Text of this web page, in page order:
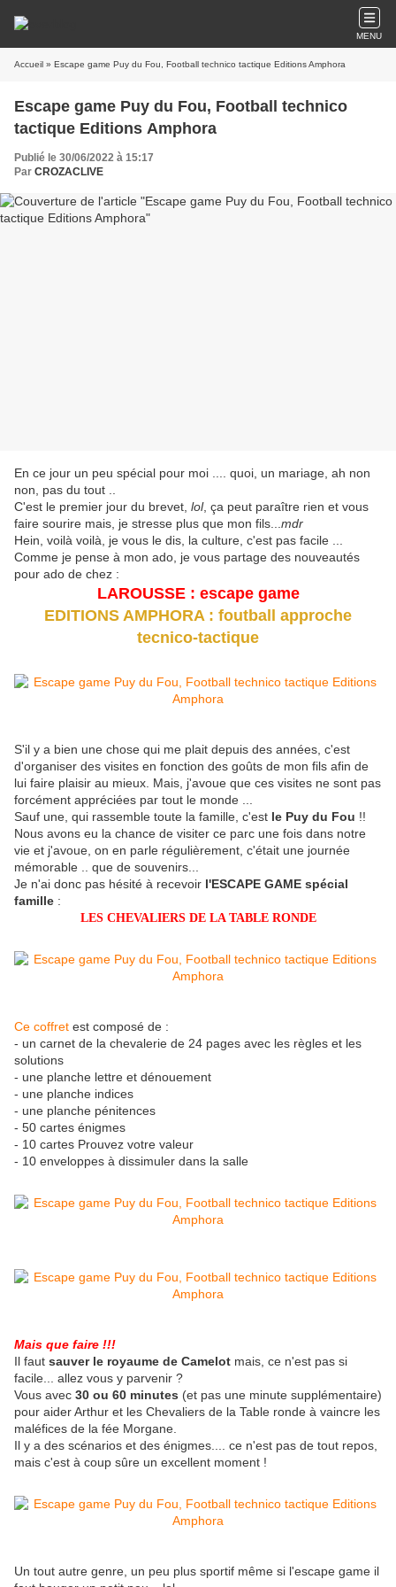
MENU
Accueil » Escape game Puy du Fou, Football technico tactique Editions Amphora
Escape game Puy du Fou, Football technico
tactique Editions Amphora
Publié le 30/06/2022 à 15:17
Par CROZACLIVE
En ce jour un peu spécial pour moi .... quoi, un mariage, ah non
non, pas du tout ..
C'est le premier jour du brevet, lol, ça peut paraître rien et vous
faire sourire mais, je stresse plus que mon fils... mdr
Hein, voilà voilà, je vous le dis, la culture, c'est pas facile ...
Comme je pense à mon ado, je vous partage des nouveautés
pour ado de chez :
LAROUSSE : escape game
EDITIONS AMPHORA : foutball approche
tecnico-tactique
S'il y a bien une chose qui me plait depuis des années, c'est
d'organiser des visites en fonction des goûts de mon fils afin de
lui faire plaisir au mieux. Mais, j'avoue que ces visites ne sont pas
forcément appréciées par tout le monde ...
Sauf une, qui rassemble toute la famille, c'est le Puy du Fou !!
Nous avons eu la chance de visiter ce parc une fois dans notre
vie et j'avoue, on en parle régulièrement, c'était une journée
mémorable .. que de souvenirs...
Je n'ai donc pas hésité à recevoir l'ESCAPE GAME spécial
famille :
LES CHEVALIERS DE LA TABLE RONDE
Ce coffret est composé de :
- un carnet de la chevalerie de 24 pages avec les règles et les
solutions
- une planche lettre et dénouement
- une planche indices
- une planche pénitences
- 50 cartes énigmes
- 10 cartes Prouvez votre valeur
- 10 enveloppes à dissimuler dans la salle
Mais que faire !!!
Il faut sauver le royaume de Camelot mais, ce n'est pas si
facile... allez vous y parvenir ?
Vous avec 30 ou 60 minutes (et pas une minute supplémentaire)
pour aider Arthur et les Chevaliers de la Table ronde à vaincre les
maléfices de la fée Morgane.
Il y a des scénarios et des énigmes.... ce n'est pas de tout repos,
mais c'est à coup sûre un excellent moment !
Un tout autre genre, un peu plus sportif même si l'escape game il